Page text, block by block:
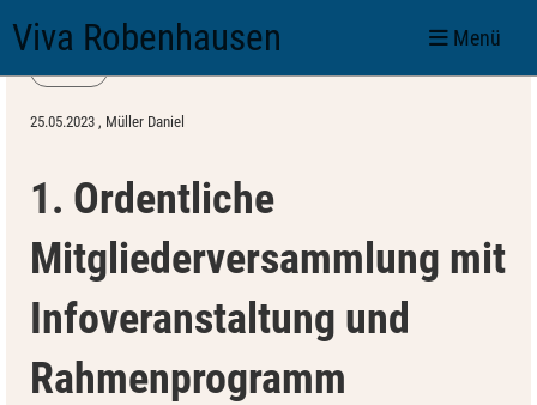
Viva Robenhausen Menü
Zurück
25.05.2023 , Müller Daniel
1. Ordentliche
Mitgliederversammlung mit
Infoveranstaltung und
Rahmenprogramm